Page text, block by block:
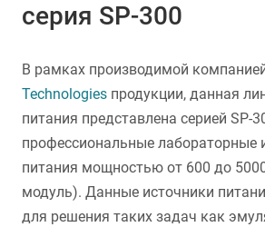
серия SP-300
В рамках производимой
Technologies продукции, данная
питания представлена серией SP-
профессиональные лабораторные
питания мощностью от 600 до
модуль). Данные источники
для решения таких задач как